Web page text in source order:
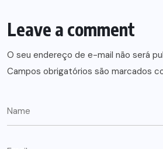
Leave a comment
O seu endereço de e-mail não será
Campos obrigatórios são marcados